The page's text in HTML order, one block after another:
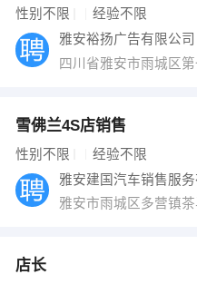
性别不限 经验不限
雅安裕扬广告有限公司
四川省雅安市雨城区
雪佛兰4S店销售
性别不限 经验不限
雅安建国汽车销售服务
雅安市雨城区多营镇茶
店长